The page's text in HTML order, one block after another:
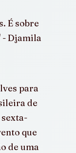
É sobre
- Djamila
para
de
que
de uma